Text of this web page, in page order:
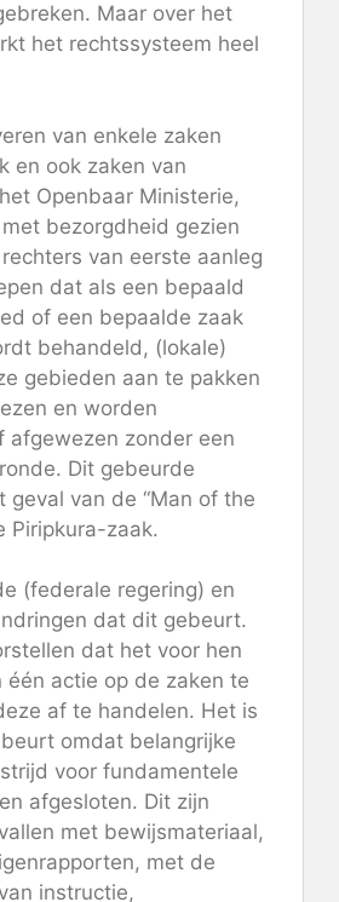
Maar over het
het rechtssysteem heel
van enkele zaken
en ook zaken van
Openbaar Ministerie,
bezorgdheid gezien
van eerste aanleg
dat als een bepaald
of een bepaalde zaak
behandeld, (lokale)
gebieden aan te pakken
en worden
afgewezen zonder een
Dit gebeurde
geval van de “Man of the
Piripkura-zaak.
(federale regering) en
dat dit gebeurt.
dat het voor hen
één actie op de zaken te
af te handelen. Het is
omdat belangrijke
voor fundamentele
afgesloten. Dit zijn
met bewijsmateriaal,
met de
instructie,